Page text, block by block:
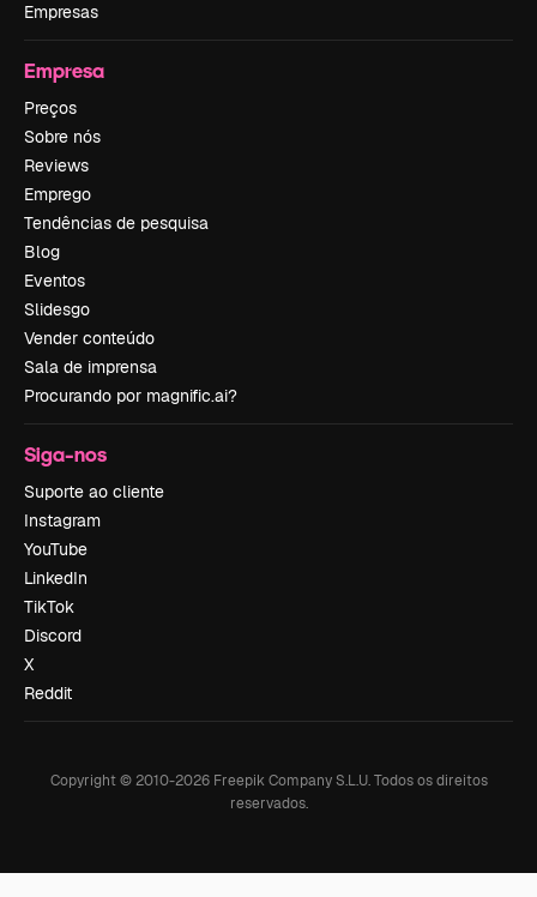
Empresas
Empresa
Preços
Sobre nós
Reviews
Emprego
Tendências de pesquisa
Blog
Eventos
Slidesgo
Vender conteúdo
Sala de imprensa
Procurando por magnific.ai?
Siga-nos
Suporte ao cliente
Instagram
YouTube
LinkedIn
TikTok
Discord
X
Reddit
Copyright © 2010-2026Freepik Company S.L.U. Todos os direitos
reservados.